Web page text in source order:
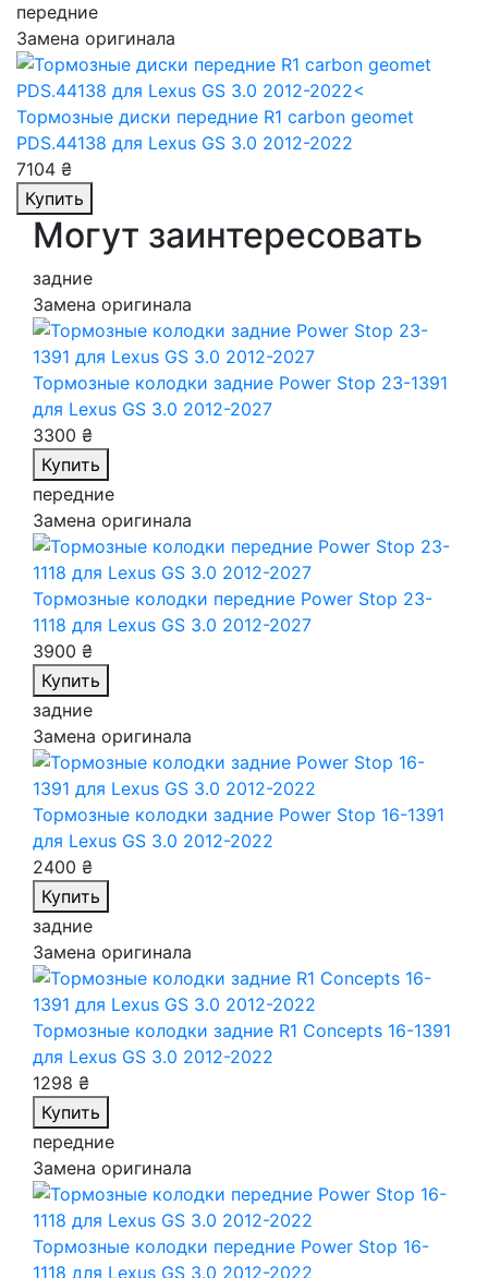
передние
Замена оригинала
Тормозные диски передние R1 carbon geomet
PDS.44138 для Lexus GS 3.0 2012-2022
7104 ₴
Купить
Могут заинтересовать
задние
Замена оригинала
Тормозные колодки задние Power Stop 23-1391
для Lexus GS 3.0 2012-2027
3300 ₴
Купить
передние
Замена оригинала
Тормозные колодки передние Power Stop 23-
1118 для Lexus GS 3.0 2012-2027
3900 ₴
Купить
задние
Замена оригинала
Тормозные колодки задние Power Stop 16-1391
для Lexus GS 3.0 2012-2022
2400 ₴
Купить
задние
Замена оригинала
Тормозные колодки задние R1 Concepts 16-1391
для Lexus GS 3.0 2012-2022
1298 ₴
Купить
передние
Замена оригинала
Тормозные колодки передние Power Stop 16-
1118 для Lexus GS 3.0 2012-2022